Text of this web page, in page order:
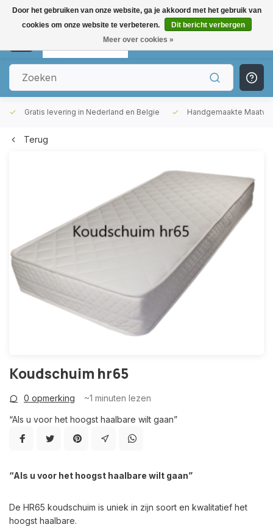
Gratis levering in Nederland en Belgie Handgemaakte
Terug
Koudschuim hr65
0 opmerking ~1 minuten lezen
“Als u voor het hoogst haalbare wilt gaan”
“Als u voor het hoogst haalbare wilt gaan”
De HR65 koudschuim is uniek in zijn soort en kwalitatief het
hoogst haalbare.
Door het gebruiken van onze website, ga je akkoord met het gebruik van
cookies om onze website te verbeteren.
Dit bericht verbergen
Meer over cookies »